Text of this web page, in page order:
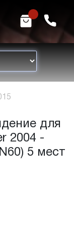
h m
для
2004 -
5 мест